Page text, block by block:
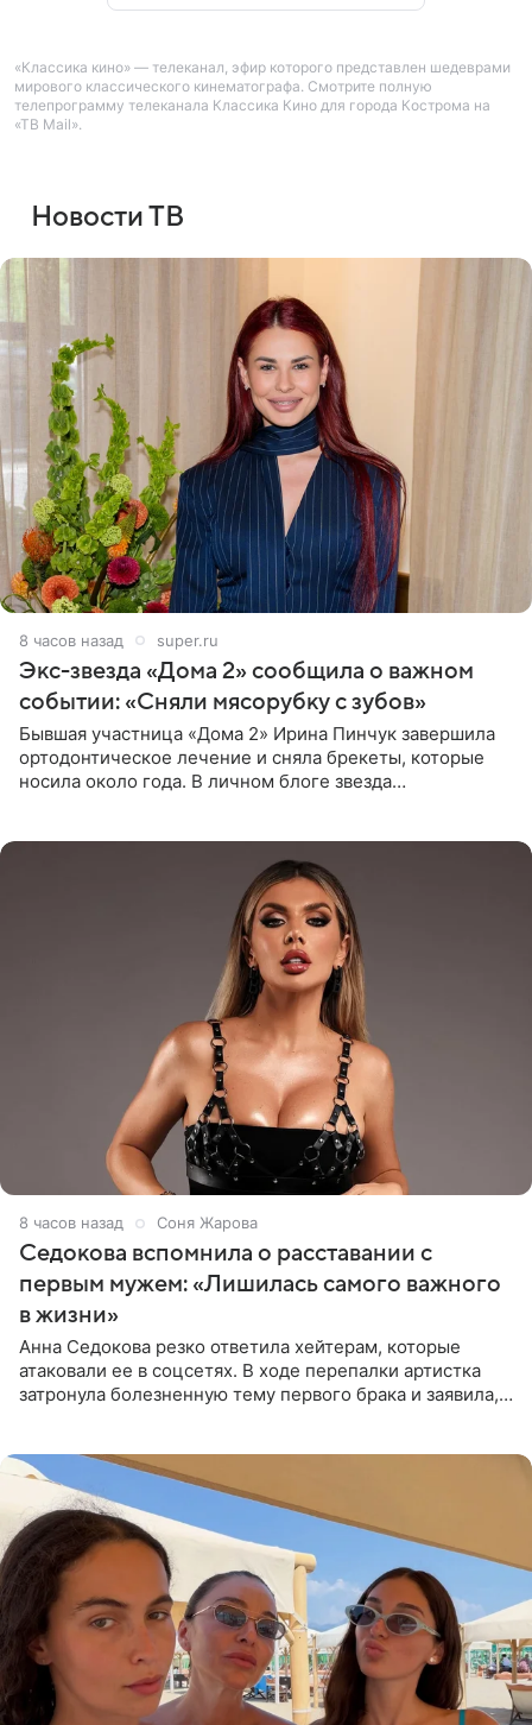
«Классика кино» — телеканал, эфир которого представлен шедеврами
мирового классического кинематографа. Смотрите полную
телепрограмму телеканала Классика Кино для города Кострома на
«ТВ Mail».
Новости ТВ
8 часов назад super.ru
Экс-звезда «Дома 2» сообщила о важном
событии: «Сняли мясорубку с зубов»
Бывшая участница «Дома 2» Ирина Пинчук завершила
ортодонтическое лечение и сняла брекеты, которые
носила около года. В личном блоге звезда
8 часов назад Соня Жарова
Седокова вспомнила о расставании с
первым мужем: «Лишилась самого важного
в жизни»
Анна Седокова резко ответила хейтерам, которые
атаковали ее в соцсетях. В ходе перепалки артистка
затронула болезненную тему первого брака и заявила,